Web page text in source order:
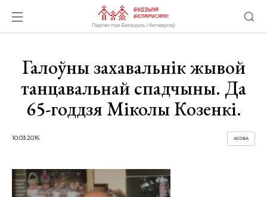
Галоўны захавальнік жывой
танцавальнай спадчыны. Да
65-годдзя Міколы Козенкі.
10.03.2016 АСОБА